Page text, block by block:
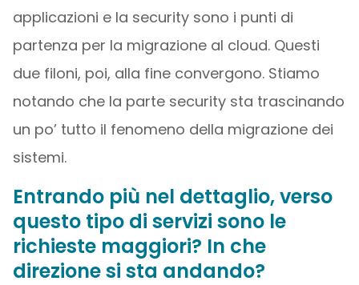
applicazioni e la security sono i punti di
partenza per la migrazione al cloud. Questi
due filoni, poi, alla fine convergono. Stiamo
notando che la parte security sta trascinando
un po’ tutto il fenomeno della migrazione dei
sistemi.
Entrando più nel dettaglio, verso
questo tipo di servizi sono le
richieste maggiori? In che
direzione si sta andando?